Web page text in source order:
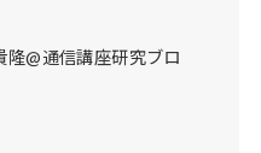
隆@通信講座研究ブロ